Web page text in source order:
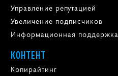
Управление репутацией
Увеличение подписчиков
Информационная поддержка
КОНТЕНТ
Копирайтинг